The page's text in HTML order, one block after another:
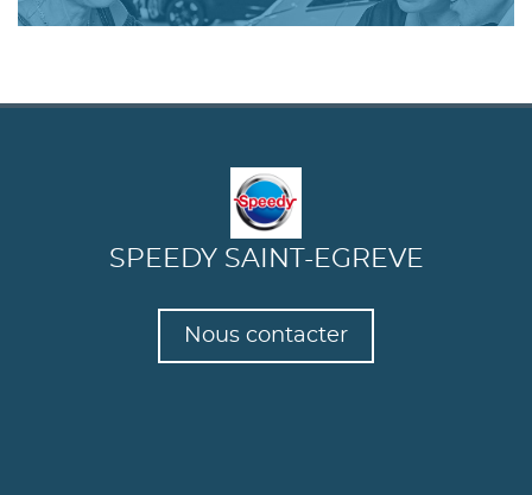
SPEEDY SAINT-EGREVE
Nous contacter